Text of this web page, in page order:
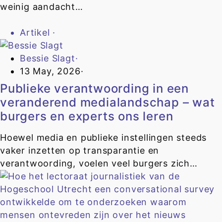
weinig aandacht…
Artikel ·
Bessie Slagt·
13 May, 2026·
Publieke verantwoording in een
veranderend medialandschap – wat
burgers en experts ons leren
Hoewel media en publieke instellingen steeds
vaker inzetten op transparantie en
verantwoording, voelen veel burgers zich…